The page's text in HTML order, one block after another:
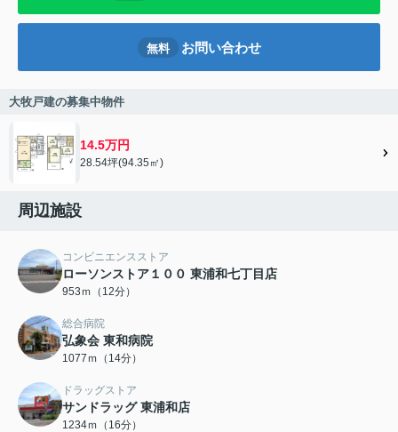
無料 お問い合わせ
大牧戸建の募集中物件
14.5万円
28.54坪(94.35㎡)
周辺施設
コンビニエンスストア
ローソンストア１００ 東浦和七丁目店
953ｍ（12分）
総合病院
弘象会 東和病院
1077ｍ（14分）
ドラッグストア
サンドラッグ 東浦和店
1234ｍ（16分）